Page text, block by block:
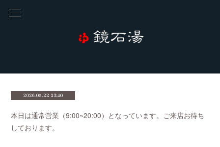
2026.05.22 23:40
本日は通常営業（9:00~20:00）となっています。ご来店お待ち
しております。